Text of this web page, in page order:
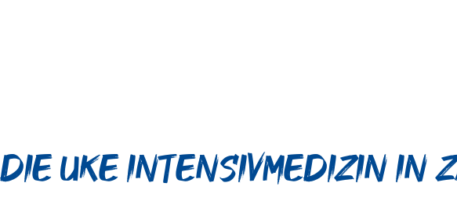
Die UKE Intensivmedizin in